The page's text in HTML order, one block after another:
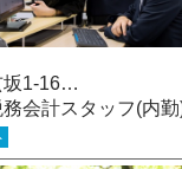
坂1-16…
務会計スタッフ(内